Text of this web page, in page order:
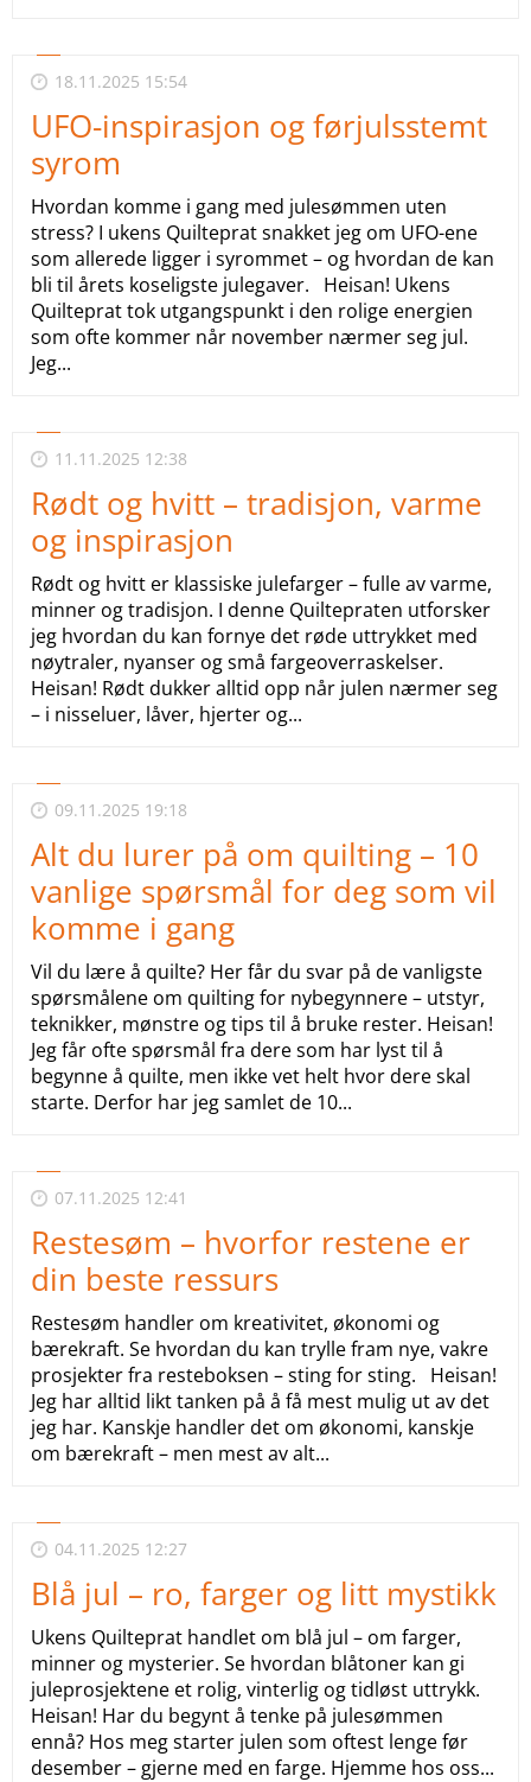
18.11.2025 15:54
UFO-inspirasjon og førjulsstemt
syrom
Hvordan komme i gang med julesømmen uten
stress? I ukens Quilteprat snakket jeg om UFO-ene
som allerede ligger i syrommet – og hvordan de kan
bli til årets koseligste julegaver. Heisan! Ukens
Quilteprat tok utgangspunkt i den rolige energien
som ofte kommer når november nærmer seg jul.
Jeg...
11.11.2025 12:38
Rødt og hvitt – tradisjon, varme
og inspirasjon
Rødt og hvitt er klassiske julefarger – fulle av varme,
minner og tradisjon. I denne Quiltepraten utforsker
jeg hvordan du kan fornye det røde uttrykket med
nøytraler, nyanser og små fargeoverraskelser.
Heisan! Rødt dukker alltid opp når julen nærmer seg
– i nisseluer, låver, hjerter og...
09.11.2025 19:18
Alt du lurer på om quilting – 10
vanlige spørsmål for deg som vil
komme i gang
Vil du lære å quilte? Her får du svar på de vanligste
spørsmålene om quilting for nybegynnere – utstyr,
teknikker, mønstre og tips til å bruke rester. Heisan!
Jeg får ofte spørsmål fra dere som har lyst til å
begynne å quilte, men ikke vet helt hvor dere skal
starte. Derfor har jeg samlet de 10...
07.11.2025 12:41
Restesøm – hvorfor restene er
din beste ressurs
Restesøm handler om kreativitet, økonomi og
bærekraft. Se hvordan du kan trylle fram nye, vakre
prosjekter fra resteboksen – sting for sting. Heisan!
Jeg har alltid likt tanken på å få mest mulig ut av det
jeg har. Kanskje handler det om økonomi, kanskje
om bærekraft – men mest av alt...
04.11.2025 12:27
Blå jul – ro, farger og litt mystikk
Ukens Quilteprat handlet om blå jul – om farger,
minner og mysterier. Se hvordan blåtoner kan gi
juleprosjektene et rolig, vinterlig og tidløst uttrykk.
Heisan! Har du begynt å tenke på julesømmen
ennå? Hos meg starter julen som oftest lenge før
desember – gjerne med en farge. Hjemme hos oss...